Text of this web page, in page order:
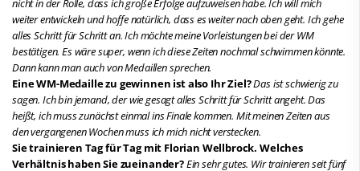
nicht in der Rolle, dass ich große Erfolge aufzuweisen habe. Ich will mich
weiter entwickeln und hoffe natürlich, dass es weiter nach oben geht. Ich gehe
alles Schritt für Schritt an. Ich möchte meine Vorleistungen bei der WM
bestätigen. Es wäre super, wenn ich diese Zeiten nochmal schwimmen könnte.
Dann kann man auch von Medaillen sprechen.
Eine WM-Medaille zu gewinnen ist also Ihr Ziel?Das ist schwierig zu
sagen. Ich bin jemand, der wie gesagt alles Schritt für Schritt angeht. Das
heißt, ich muss zunächst einmal ins Finale kommen. Mit meinen Zeiten aus
den vergangenen Wochen muss ich mich nicht verstecken.
Sie trainieren Tag für Tag mit Florian Wellbrock. Welches
Verhältnis haben Sie zueinander?Ein sehr gutes. Wir trainieren seit fünf